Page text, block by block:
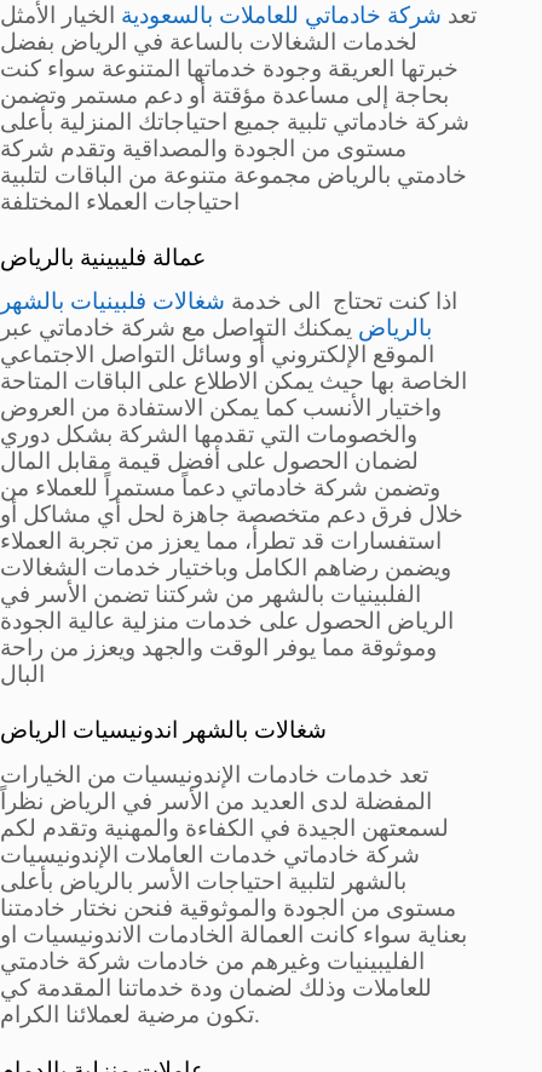
تعد شركة خادماتي للعاملات بالسعودية الخيار الأمثل
لخدمات الشغالات بالساعة في الرياض بفضل
خبرتها العريقة وجودة خدماتها المتنوعة سواء كنت
بحاجة إلى مساعدة مؤقتة أو دعم مستمر وتضمن
شركة خادماتي تلبية جميع احتياجاتك المنزلية بأعلى
مستوى من الجودة والمصداقية وتقدم شركة
خادمتي بالرياض مجموعة متنوعة من الباقات لتلبية
احتياجات العملاء المختلفة
عمالة فليبينية بالرياض
اذا كنت تحتاج الى خدمة شغالات فلبينيات بالشهر
بالرياض يمكنك التواصل مع شركة خادماتي عبر
الموقع الإلكتروني أو وسائل التواصل الاجتماعي
الخاصة بها حيث يمكن الاطلاع على الباقات المتاحة
واختيار الأنسب كما يمكن الاستفادة من العروض
والخصومات التي تقدمها الشركة بشكل دوري
لضمان الحصول على أفضل قيمة مقابل المال
وتضمن شركة خادماتي دعماً مستمراً للعملاء من
خلال فرق دعم متخصصة جاهزة لحل أي مشاكل أو
استفسارات قد تطرأ، مما يعزز من تجربة العملاء
ويضمن رضاهم الكامل وباختيار خدمات الشغالات
الفلبينيات بالشهر من شركتنا تضمن الأسر في
الرياض الحصول على خدمات منزلية عالية الجودة
وموثوقة مما يوفر الوقت والجهد ويعزز من راحة
البال
شغالات بالشهر اندونيسيات الرياض
تعد خدمات خادمات الإندونيسيات من الخيارات
المفضلة لدى العديد من الأسر في الرياض نظراً
لسمعتهن الجيدة في الكفاءة والمهنية وتقدم لكم
شركة خادماتي خدمات العاملات الإندونيسيات
بالشهر لتلبية احتياجات الأسر بالرياض بأعلى
مستوى من الجودة والموثوقية فنحن نختار خادمتنا
بعناية سواء كانت العمالة الخادمات الاندونيسيات او
الفليبينيات وغيرهم من خادمات شركة خادمتي
للعاملات وذلك لضمان ودة خدماتنا المقدمة كي
تكون مرضية لعملائنا الكرام.